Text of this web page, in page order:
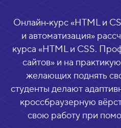
Онлайн‑курс «HTML и
и автоматизация»
курса «HTML и CSS.
сайтов» и на
желающих поднять
студенты делают
кроссбраузерную
свою работу при